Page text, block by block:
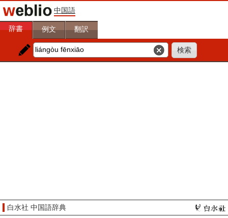
中国語
辞書 例文 翻訳
白水社 中国語辞典